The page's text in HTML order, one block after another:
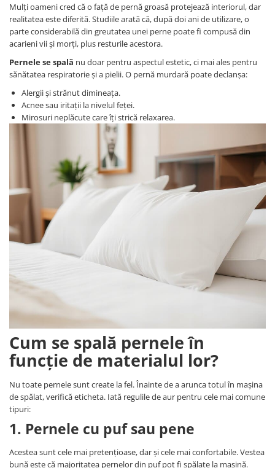
Mulți oameni cred că o față de pernă groasă protejează interiorul, dar
realitatea este diferită. Studiile arată că, după doi ani de utilizare, o
parte considerabilă din greutatea unei perne poate fi compusă din
acarieni vii și morți, plus resturile acestora.
Pernele se spală nu doar pentru aspectul estetic, ci mai ales pentru
sănătatea respiratorie și a pielii. O pernă murdară poate declanșa:
Alergii și strănut dimineața.
Acnee sau iritații la nivelul feței.
Mirosuri neplăcute care îți strică relaxarea.
Cum se spală pernele în
funcție de materialul lor?
Nu toate pernele sunt create la fel. Înainte de a arunca totul în mașina
de spălat, verifică eticheta. Iată regulile de aur pentru cele mai comune
tipuri:
1. Pernele cu puf sau pene
Acestea sunt cele mai pretențioase, dar și cele mai confortabile. Vestea
bună este că majoritatea pernelor din puf pot fi spălate la mașină.